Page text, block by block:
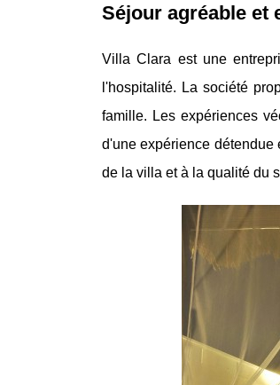
Séjour agréable et
Villa Clara est une
l'hospitalité. La société
famille. Les expériences
d'une expérience détendue
de la villa et à la qualité du